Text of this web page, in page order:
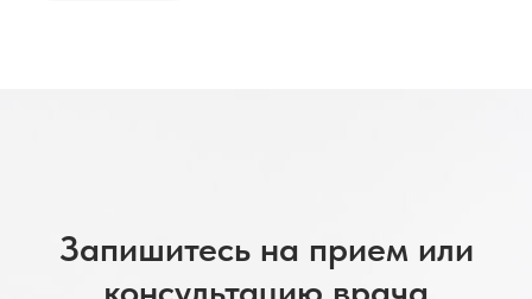
Запишитесь на прием или